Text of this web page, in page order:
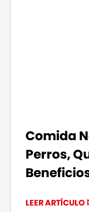
Comida
Perros,
LEER ARTÍCULO